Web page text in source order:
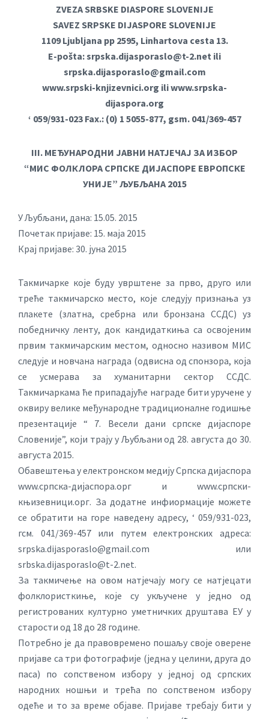
ZVEZA SRBSKE DIASPORE SLOVENIJE
SAVEZ SRPSKE DIJASPORE SLOVENIJE
1109 Ljubljana pp 2595, Linhartova cesta 13.
E-pošta:srpska.dijasporaslo@t-2.net ili
srpska.dijasporaslo@gmail.com
www.srpski-knjizevnici.org ili www.srpska-
dijaspora.org
‘ 059/931-023 Fax.: (0) 1 5055-877, gsm. 041/369-457
III. МЕЂУНАРОДНИ ЈАВНИ НАТЈЕЧАЈ ЗА ИЗБОР
“МИС ФОЛКЛОРА СРПСКЕ ДИЈАСПОРЕ ЕВРОПСКЕ
УНИЈЕ” ЉУБЉАНА 2015
У Љубљани, дана: 15.05. 2015
Почетак пријаве: 15. маја 2015
Крај пријаве: 30. јуна 2015
Такмичарке које буду уврштене за прво, друго или
треће такмичарско место, које следују признања уз
плакете (златна, сребрна или бронзана ССДС) уз
победничку ленту, док кандидаткиња са освојеним
првим такмичарским местом, односно називом МИС
следује и новчана награда (одвисна од спонзора, која
се усмерава за хуманитарни сектор ССДС.
Такмичаркама ће припадајуће награде бити уручене у
оквиру велике међународне традиционалне годишње
презентације “ 7. Весели дани српске дијаспоре
Словеније”, који трају у Љубљани од 28. августа до 30.
августа 2015.
Обавештења у електронском медију Српска дијаспора
www.српска-дијаспора.орг и www.српски-
књизевници.орг. За додатне инфиормације можете
се обратити на горе наведену адресу, ‘ 059/931-023,
гсм. 041/369-457 или путем електронских адреса:
srpska.dijasporaslo@gmail.com или
srbska.dijasporaslo@t-2.net.
За такмичење на овом натјечају могу се натјецати
фолклористкиње, које су укључене у једно од
регистрованих културно уметничких друштава ЕУ у
старости од 18 до 28 године.
Потребно је да правовремено пошаљу своје оверене
пријаве са три фотографије (једна у целини, друга до
паса) по сопственом избору у једној од српских
народних ношњи и трећа по сопственом избору
одеће и то за време објаве. Пријаве требају бити у